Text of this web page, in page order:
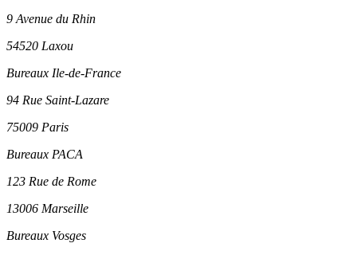
9 Avenue du Rhin
54520 Laxou
Bureaux Ile-de-France
94 Rue Saint-Lazare
75009 Paris
Bureaux PACA
123 Rue de Rome
13006 Marseille
Bureaux Vosges